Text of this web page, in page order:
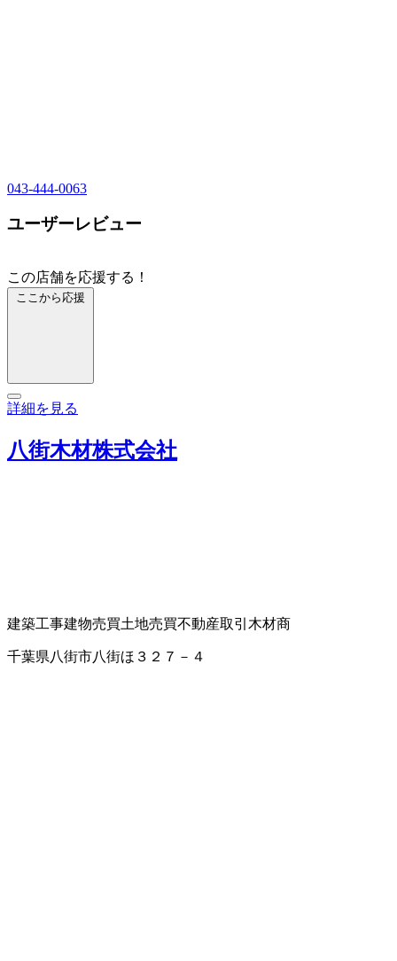
043-444-0063
ユーザーレビュー
この店舗を応援する！
ここから応援
詳細を見る
八街木材株式会社
建築工事建物売買土地売買不動産取引 木材商
千葉県八街市八街ほ３２７－４